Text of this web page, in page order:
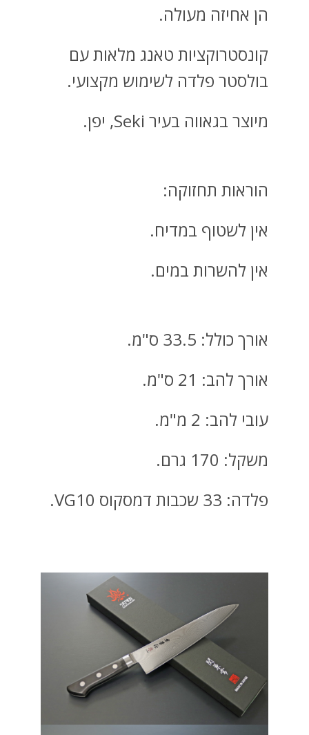
הן אחיזה מעולה.
קונסטרוקציות טאנג מלאות עם
בולסטר פלדה לשימוש מקצועי.
מיוצר בגאווה בעיר Seki, יפן.
הוראות תחזוקה:
אין לשטוף במדיח.
אין להשרות במים.
אורך כולל: 33.5 ס"מ.
אורך להב: 21 ס"מ.
עובי להב: 2 מ"מ.
משקל: 170 גרם.
פלדה: 33 שכבות דמסקוס VG10.